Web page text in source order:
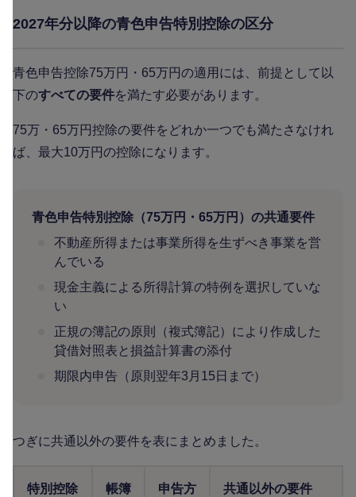
2027年分以降の青色申告特別控除の区分
青色申告控除75万円・65万円の適用には、前提として以
下のすべての要件を満たす必要があります。
75万・65万円控除の要件をどれか一つでも満たさなけれ
ば、最大10万円の控除になります。
青色申告特別控除（75万円・65万円）の共通要件
不動産所得または事業所得を生ずべき事業を営
んでいる
現金主義による所得計算の特例を選択していな
い
正規の簿記の原則（複式簿記）により作成した
貸借対照表と損益計算書の添付
期限内申告（原則翌年3月15日まで）
つぎに共通以外の要件を表にまとめました。
特別控除
帳簿
申告方
共通以外の要件